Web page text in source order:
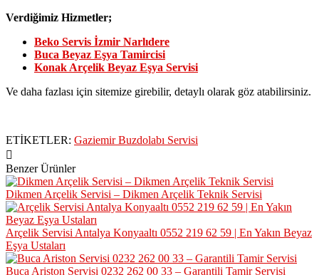
Verdiğimiz Hizmetler;
Beko Servis İzmir Narlıdere
Buca Beyaz Eşya Tamircisi
Konak Arçelik Beyaz Eşya Servisi
Ve daha fazlası için sitemize girebilir, detaylı olarak göz atabilirsiniz.
ETİKETLER: Gaziemir Buzdolabı Servisi
Benzer Ürünler
Dikmen Arçelik Servisi – Dikmen Arçelik Teknik Servisi
Arçelik Servisi Antalya Konyaaltı 0552 219 62 59 | En Yakın Beyaz
Eşya Ustaları
Buca Ariston Servisi 0232 262 00 33 – Garantili Tamir Servisi